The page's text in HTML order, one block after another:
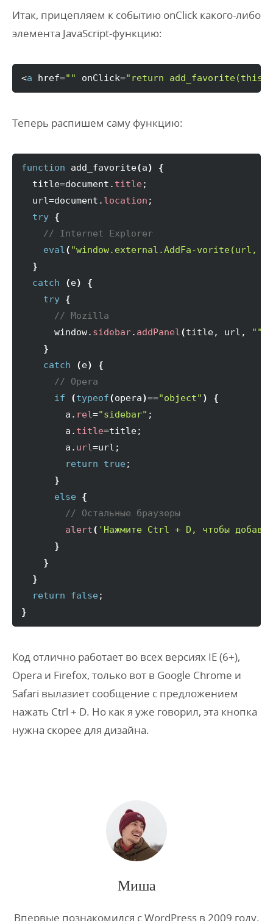
Итак, прицепляем к событию onClick какого-либо
элемента JavaScript-функцию:
<a href="" onClick="return
Теперь распишем саму функцию:
function add_favorite(a)
{
  title=document.
title;
  url=document.
location ;
try {
// Internet Explorer
eval( "window.external.AddFa-vorite(url,
}
catch
(e)
{
try {
// Mozilla
      window.
sidebar. addPanel(title, url, ""
}
catch
(e)
{
// Opera
if
(typeof(opera)=="object" )
{
        a.
rel="sidebar" ;
        a.
title=title;
        a.
url=url;
return
true ;
}
else
{
// Остальные браузеры
alert( 'Нажмите Ctrl + D, чтобы
}
}
}
return
false
}
Код отлично работает во всех версиях IE (6+),
Opera и Firefox, только вот в Google Chrome и
Safari вылазиет сообщение с предложением
нажать Ctrl + D. Но как я уже говорил, эта кнопка
нужна скорее для дизайна.
Миша
Впервые познакомился с WordPress в 2009 году.